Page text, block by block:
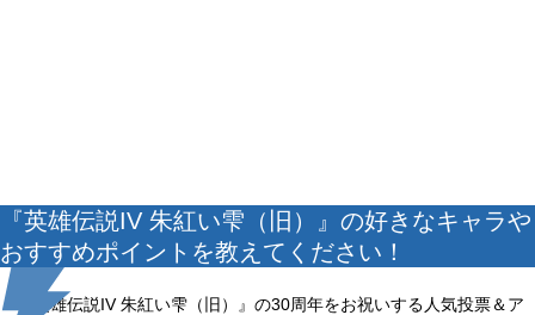
『英雄伝説IV 朱紅い雫（旧）』の好きなキャラや
おすすめポイントを教えてください！
『英雄伝説IV 朱紅い雫（旧）』の30周年をお祝いする人気投票＆ア